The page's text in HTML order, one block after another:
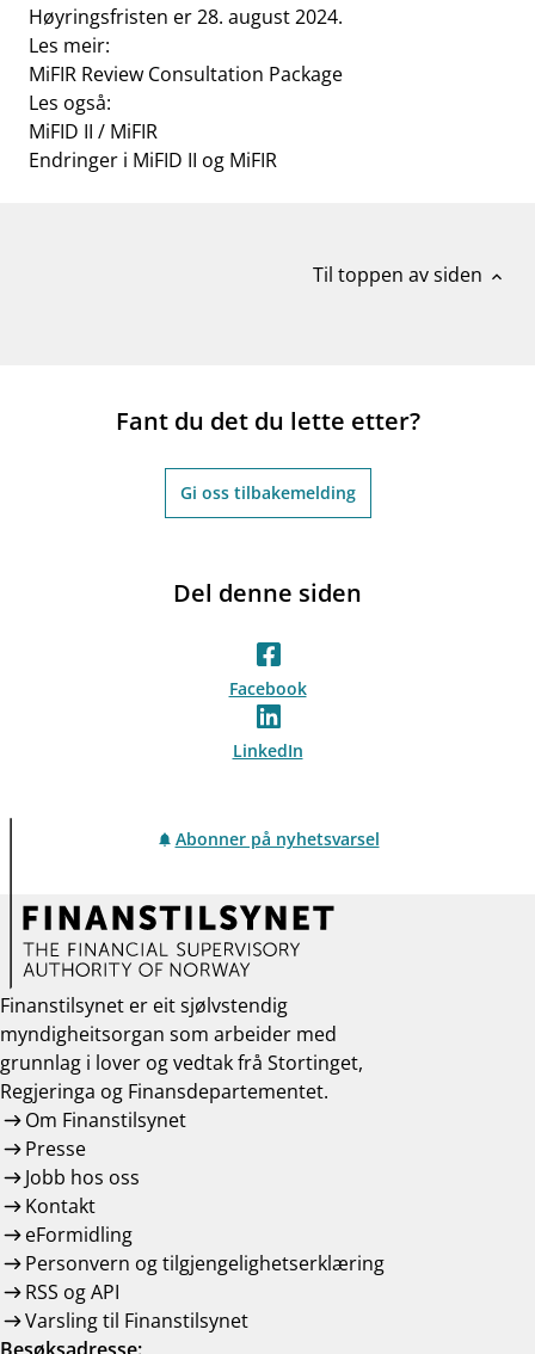
Høyringsfristen er 28. august 2024.
Les meir:
MiFIR Review Consultation Package
Les også:
MiFID II / MiFIR
Endringer i MiFID II og MiFIR
Til toppen av siden expand_less
Fant du det du lette etter?
Gi oss tilbakemelding
Del denne siden
Facebook
LinkedIn
Abonner på nyhetsvarsel
Finanstilsynet er eit sjølvstendig
myndigheitsorgan som arbeider med
grunnlag i lover og vedtak frå Stortinget,
Regjeringa og Finansdepartementet.
Om Finanstilsynet
Presse
Jobb hos oss
Kontakt
eFormidling
Personvern og tilgjengelighetserklæring
RSS og API
Varsling til Finanstilsynet